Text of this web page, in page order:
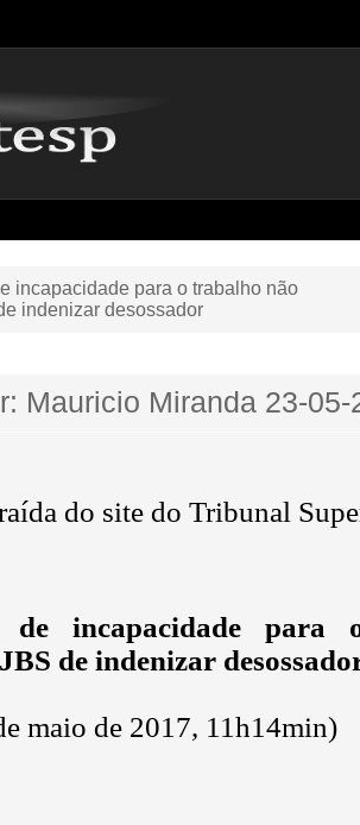
incapacidade para o trabalho não
indenizar desossador
Mauricio Miranda 23-05-
do site do Tribunal
de incapacidade para
de indenizar
maio de 2017, 11h14min)